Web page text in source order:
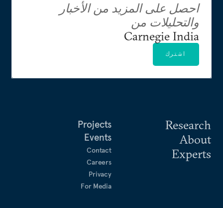
Research
About
Experts
Projects
Events
Contact
Careers
Privacy
For Media
احصل على المزيد من الأخبار
والتحليلات من
Carnegie India
اشترك